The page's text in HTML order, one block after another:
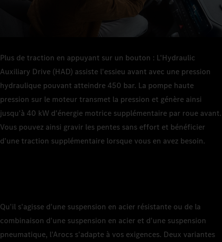
Plus de traction en appuyant sur un bouton : L'Hydraulic
Auxiliary Drive (HAD) assiste l'essieu avant avec une pression
hydraulique pouvant atteindre 450 bar. La pompe haute
pression sur le moteur transmet la pression et génère ainsi
jusqu'à 40 kW d'énergie motrice supplémentaire par roue avant.
Vous pouvez ainsi gravir les pentes sans effort et bénéficier
d'une traction supplémentaire lorsque vous en avez besoin.
Qu'il s'agisse d'une suspension en acier résistante ou de la
combinaison d'une suspension en acier et d'une suspension
pneumatique, l'Arocs s'adapte à vos exigences. Deux variantes